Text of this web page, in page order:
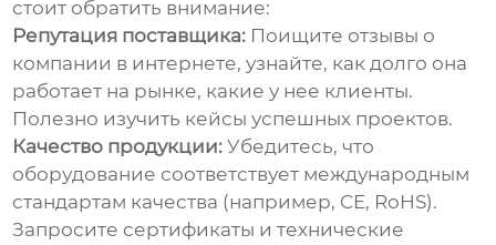
стоит обратить внимание:
Репутация поставщика: Поищите отзывы о
компании в интернете, узнайте, как долго она
работает на рынке, какие у нее клиенты.
Полезно изучить кейсы успешных проектов.
Качество продукции: Убедитесь, что
оборудование соответствует международным
стандартам качества (например, CE, RoHS).
Запросите сертификаты и технические